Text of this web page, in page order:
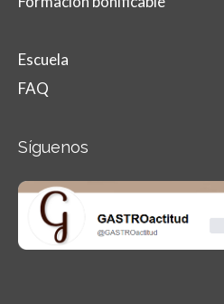
Escuela
FAQ
Síguenos